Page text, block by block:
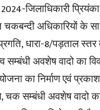
2024-जिलाधिकारी
अधिकारियों के
धारा-8/पड़ताल स्तर
सम्बंधी अवशेष वादो का
का निर्माण एवं
चक सम्बंधी अवशेष वादो